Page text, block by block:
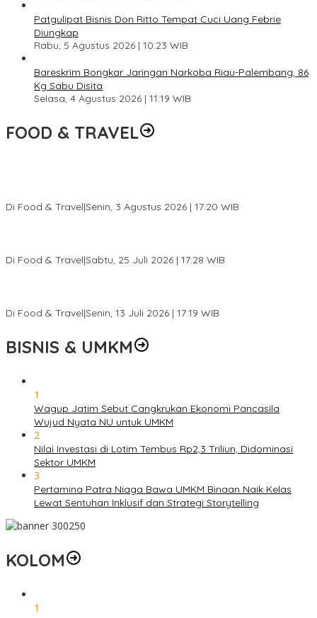
Patgulipat Bisnis Don Ritto Tempat Cuci Uang Febrie
Diungkap
Rabu, 5 Agustus 2026 | 10:23 WIB
Bareskrim Bongkar Jaringan Narkoba Riau-Palembang, 86
Kg Sabu Disita
Selasa, 4 Agustus 2026 | 11:19 WIB
FOOD & TRAVEL
Di Food & Travel|Senin, 3 Agustus 2026 | 17:20 WIB
Di Food & Travel|Sabtu, 25 Juli 2026 | 17:28 WIB
Di Food & Travel|Senin, 13 Juli 2026 | 17:19 WIB
BISNIS & UMKM
1
Wagup Jatim Sebut Cangkrukan Ekonomi Pancasila
Wujud Nyata NU untuk UMKM
2
Nilai Investasi di Lotim Tembus Rp2,3 Triliun, Didominasi
Sektor UMKM
3
Pertamina Patra Niaga Bawa UMKM Binaan Naik Kelas
Lewat Sentuhan Inklusif dan Strategi Storytelling
KOLOM
1